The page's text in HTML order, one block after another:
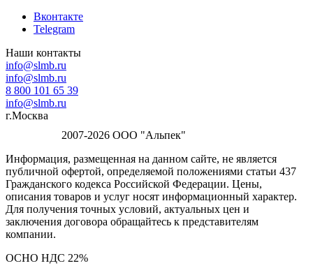
Вконтакте
Telegram
Наши контакты
info@slmb.ru
info@slmb.ru
8 800 101 65 39
info@slmb.ru
г.Москва
2007-2026 ООО "Альпек"
Информация, размещенная на данном сайте, не является
публичной офертой, определяемой положениями статьи 437
Гражданского кодекса Российской Федерации. Цены,
описания товаров и услуг носят информационный характер.
Для получения точных условий, актуальных цен и
заключения договора обращайтесь к представителям
компании.
ОСНО НДС 22%